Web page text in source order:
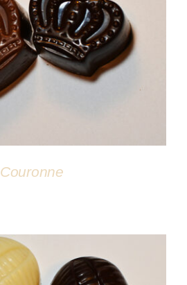
DÉTAILS
Couronne